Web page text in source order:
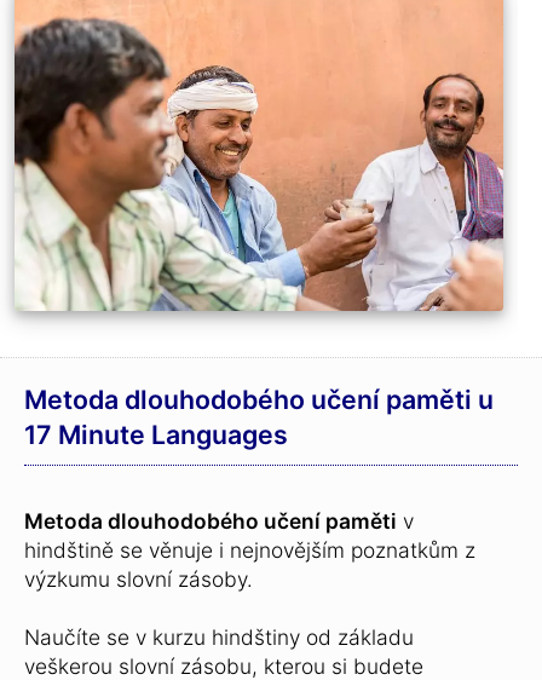
Metoda dlouhodobého učení paměti u
17 Minute Languages
Metoda dlouhodobého učení paměti v
hindštině se věnuje i nejnovějším poznatkům z
výzkumu slovní zásoby.
Naučíte se v kurzu hindštiny od základu
veškerou slovní zásobu, kterou si budete